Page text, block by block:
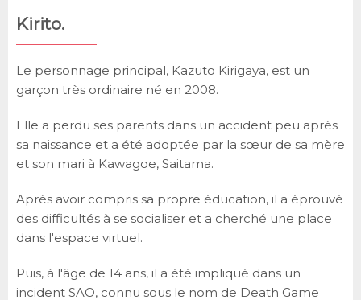
Kirito.
Le personnage principal, Kazuto Kirigaya, est un
garçon très ordinaire né en 2008.
Elle a perdu ses parents dans un accident peu après
sa naissance et a été adoptée par la sœur de sa mère
et son mari à Kawagoe, Saitama.
Après avoir compris sa propre éducation, il a éprouvé
des difficultés à se socialiser et a cherché une place
dans l'espace virtuel.
Puis, à l'âge de 14 ans, il a été impliqué dans un
incident SAO, connu sous le nom de Death Game